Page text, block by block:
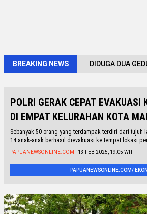
BREAKING NEWS DIDUGA DUA
POLRI GERAK CEPAT EVAKUASI
DI EMPAT KELURAHAN KOTA
Sebanyak 50 orang yang terdampak terdiri dari tujuh
14 anak-anak berhasil dievakuasi ke tempat lokasi
PAPUANEWSONLINE.COM - 13 FEB 2025, 19:05 WIT
PAPUANEWSONLINE.COM/